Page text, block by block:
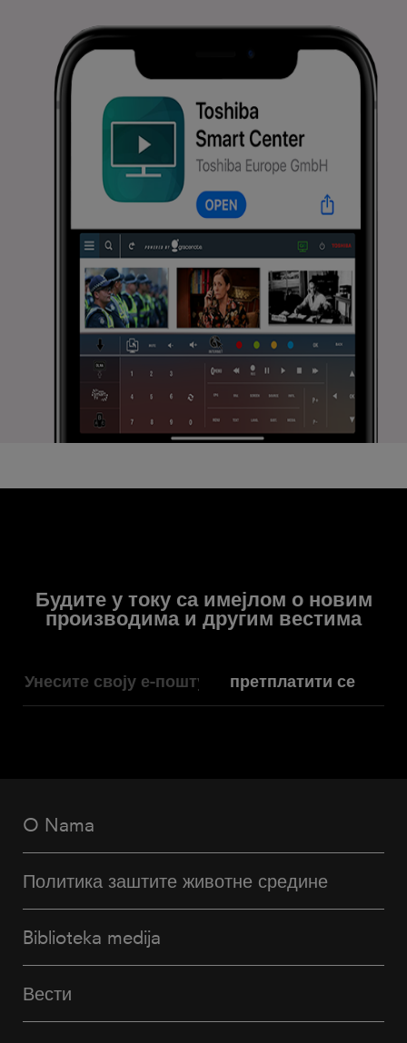
Будите у току са имејлом о новим
производима и другим вестима
претплатити се
O Nama
Политика заштите животне средине
Biblioteka medija
Вести